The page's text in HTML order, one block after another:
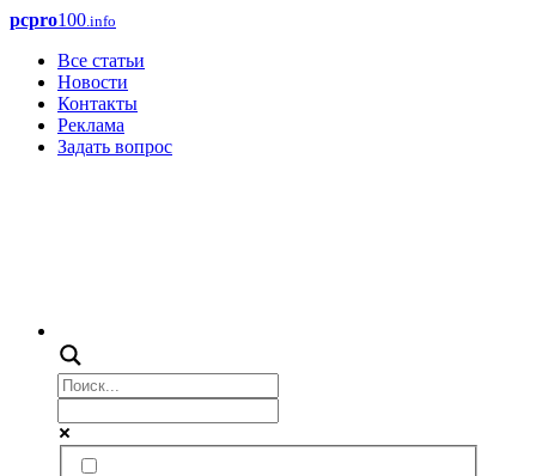
pcpro100.info
Все статьи
Новости
Контакты
Реклама
Задать вопрос